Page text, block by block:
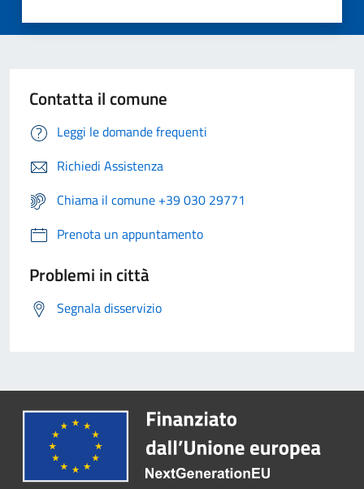
Contatta il comune
Leggi le domande frequenti
Richiedi Assistenza
Chiama il comune +39 030 29771
Prenota un appuntamento
Problemi in città
Segnala disservizio